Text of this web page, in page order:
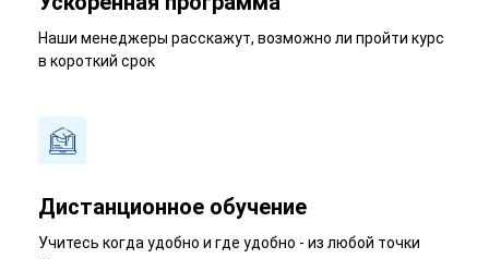
Наши менеджеры расскажут, возможно ли пройти курс
в короткий срок
Дистанционное обучение
Учитесь когда удобно и где удобно - из любой точки